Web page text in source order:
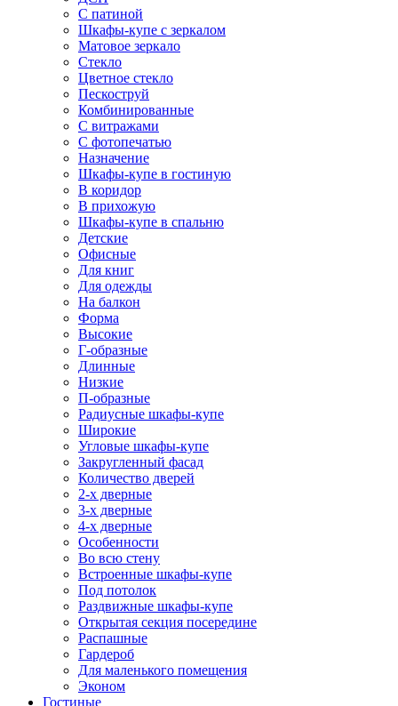
С патиной
Шкафы-купе с зеркалом
Матовое зеркало
Стекло
Цветное стекло
Пескоструй
Комбинированные
С витражами
С фотопечатью
Назначение
Шкафы-купе в гостиную
В коридор
В прихожую
Шкафы-купе в спальню
Детские
Офисные
Для книг
Для одежды
На балкон
Форма
Высокие
Г-образные
Длинные
Низкие
П-образные
Радиусные шкафы-купе
Широкие
Угловые шкафы-купе
Закругленный фасад
Количество дверей
2-х дверные
3-х дверные
4-х дверные
Особенности
Во всю стену
Встроенные шкафы-купе
Под потолок
Раздвижные шкафы-купе
Открытая секция посередине
Распашные
Гардероб
Для маленького помещения
Эконом
Гостиные